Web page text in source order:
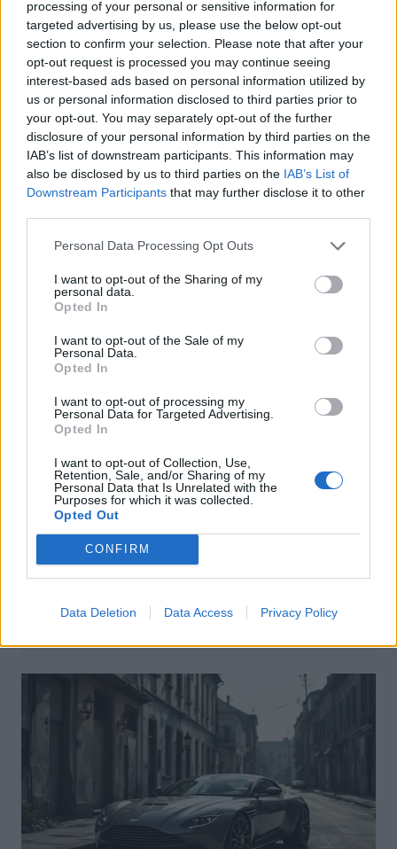
processing of your personal or sensitive information for
targeted advertising by us, please use the below opt-out
section to confirm your selection. Please note that after your
opt-out request is processed you may continue seeing
interest-based ads based on personal information utilized by
us or personal information disclosed to third parties prior to
your opt-out. You may separately opt-out of the further
disclosure of your personal information by third parties on the
IAB’s list of downstream participants. This information may
also be disclosed by us to third parties on the IAB’s List of
Downstream Participants that may further disclose it to other
Personal Data Processing Opt Outs
I want to opt-out of the Sharing of my
personal data.
Opted In
I want to opt-out of the Sale of my
Personal Data.
Opted In
I want to opt-out of processing my
Personal Data for Targeted Advertising.
Opted In
I want to opt-out of Collection, Use,
Retention, Sale, and/or Sharing of my
Personal Data that Is Unrelated with the
Purposes for which it was collected.
Opted Out
CONFIRM
Data Deletion Data Access Privacy Policy
Actus Info
Pourquoi le bouton start/stop disparaît